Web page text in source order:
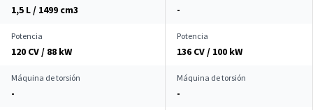
1,5 L / 1499 cm3 -
Potencia
120 CV / 88 kW
Potencia
136 CV / 100 kW
Máquina de torsión
-
Máquina de torsión
-